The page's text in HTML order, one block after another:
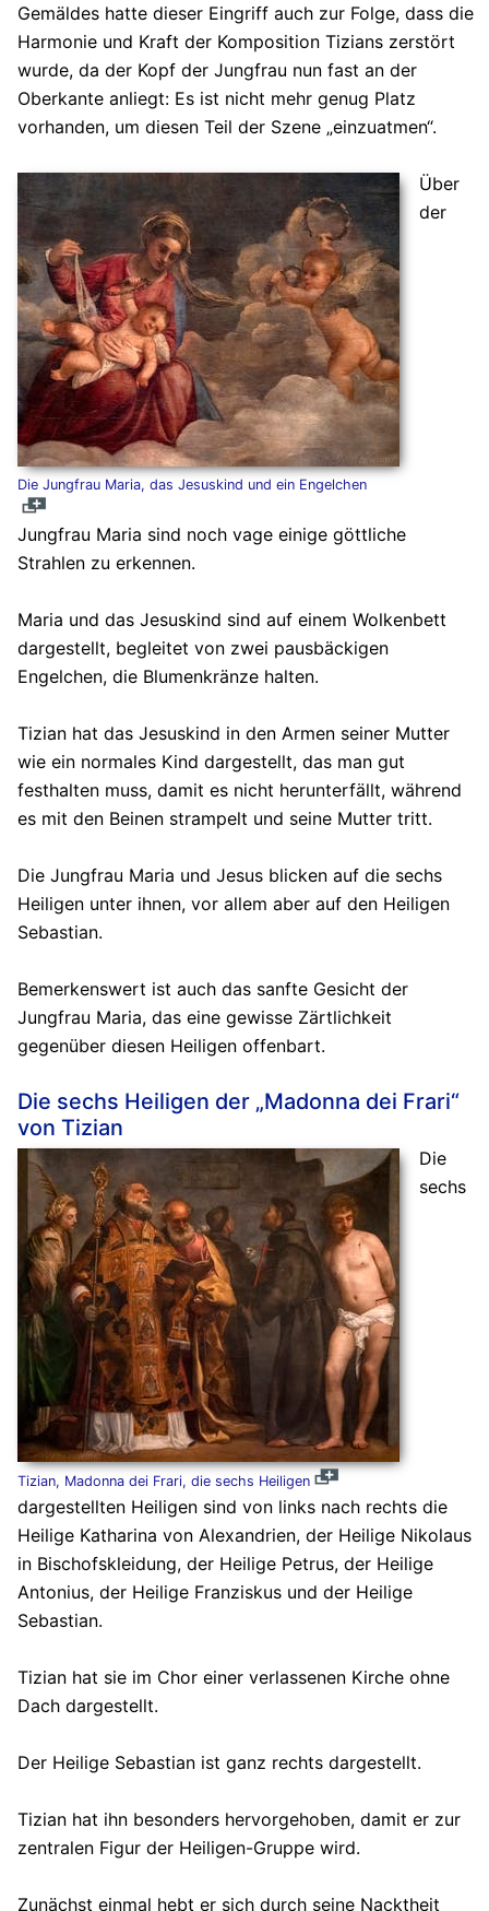
Gemäldes hatte dieser Eingriff auch zur Folge, dass die
Harmonie und Kraft der Komposition Tizians zerstört
wurde, da der Kopf der Jungfrau nun fast an der
Oberkante anliegt: Es ist nicht mehr genug Platz
vorhanden, um diesen Teil der Szene „einzuatmen“.
Die Jungfrau Maria, das Jesuskind und ein Engelchen
Über
der
Jungfrau Maria sind noch vage einige göttliche
Strahlen zu erkennen.
Maria und das Jesuskind sind auf einem Wolkenbett
dargestellt, begleitet von zwei pausbäckigen
Engelchen, die Blumenkränze halten.
Tizian hat das Jesuskind in den Armen seiner Mutter
wie ein normales Kind dargestellt, das man gut
festhalten muss, damit es nicht herunterfällt, während
es mit den Beinen strampelt und seine Mutter tritt.
Die Jungfrau Maria und Jesus blicken auf die sechs
Heiligen unter ihnen, vor allem aber auf den Heiligen
Sebastian.
Bemerkenswert ist auch das sanfte Gesicht der
Jungfrau Maria, das eine gewisse Zärtlichkeit
gegenüber diesen Heiligen offenbart.
Die sechs Heiligen der „Madonna dei Frari“
von Tizian
Tizian, Madonna dei Frari, die sechs Heiligen
Die
sechs
dargestellten Heiligen sind von links nach rechts die
Heilige Katharina von Alexandrien, der Heilige Nikolaus
in Bischofskleidung, der Heilige Petrus, der Heilige
Antonius, der Heilige Franziskus und der Heilige
Sebastian.
Tizian hat sie im Chor einer verlassenen Kirche ohne
Dach dargestellt.
Der Heilige Sebastian ist ganz rechts dargestellt.
Tizian hat ihn besonders hervorgehoben, damit er zur
zentralen Figur der Heiligen-Gruppe wird.
Zunächst einmal hebt er sich durch seine Nacktheit